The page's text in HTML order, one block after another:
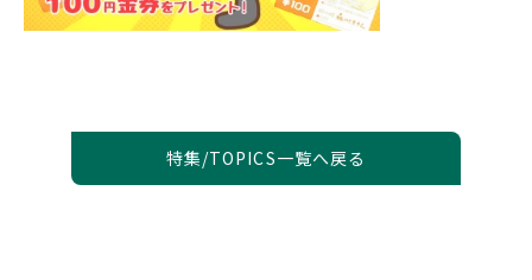
特集/TOPICS一覧へ戻る